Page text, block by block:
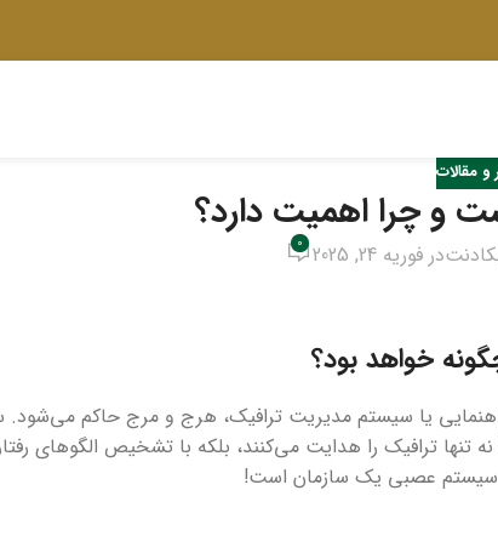
و مقالات
و چرا اهمیت دارد؟
در فوریه 24, 2025 0
خواهد بود؟
یا سیستم مدیریت ترافیک، هرج و مرج حاکم
نه تنها ترافیک را هدایت می‌کنند، بلکه با تشخیص الگوهای
سیستم عصبی یک سازمان است!